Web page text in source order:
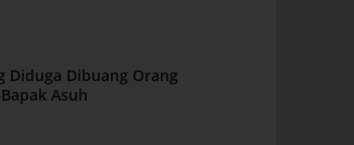
Diduga Dibuang Orang
Asuh